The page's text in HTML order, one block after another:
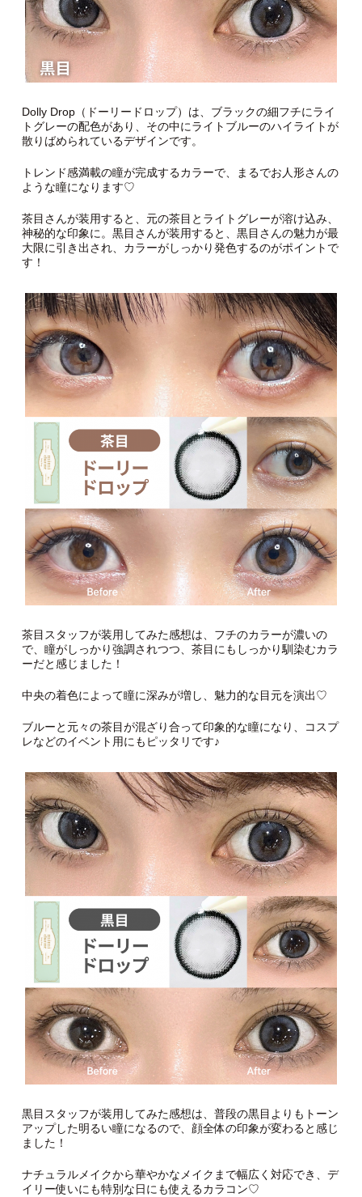
Dolly Drop（ドーリードロップ）は、ブラックの細フチにライ
トグレーの配色があり、その中にライトブルーのハイライトが
散りばめられているデザインです。
トレンド感満載の瞳が完成するカラーで、まるでお人形さんの
ような瞳になります♡
茶目さんが装用すると、元の茶目とライトグレーが溶け込み、
神秘的な印象に。黒目さんが装用すると、黒目さんの魅力が最
大限に引き出され、カラーがしっかり発色するのがポイントで
す！
茶目スタッフが装用してみた感想は、フチのカラーが濃いの
で、瞳がしっかり強調されつつ、茶目にもしっかり馴染むカラ
ーだと感じました！
中央の着色によって瞳に深みが増し、魅力的な目元を演出♡
ブルーと元々の茶目が混ざり合って印象的な瞳になり、コスプ
レなどのイベント用にもピッタリです♪
黒目スタッフが装用してみた感想は、普段の黒目よりもトーン
アップした明るい瞳になるので、顔全体の印象が変わると感じ
ました！
ナチュラルメイクから華やかなメイクまで幅広く対応でき、デ
イリー使いにも特別な日にも使えるカラコン♡